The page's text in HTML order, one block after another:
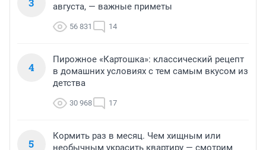
3
августа, — важные приметы
56 831 14
4
Пирожное «Картошка»: классический рецепт
в домашних условиях с тем самым вкусом из
детства
30 968 17
5
Кормить раз в месяц. Чем хищным или
необычным украсить квартиру — смотрим